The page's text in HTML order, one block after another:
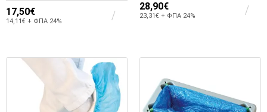
17,50€
14,11€ + ΦΠΑ 24%
28,90€
23,31€ + ΦΠΑ 24%